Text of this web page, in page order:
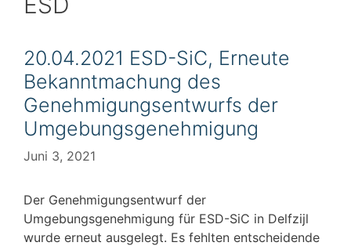
20.04.2021 ESD-SiC, Erneute
Bekanntmachung des
Genehmigungsentwurfs der
Umgebungsgenehmigung
Juni 3, 2021
Der Genehmigungsentwurf der
Umgebungsgenehmigung für ESD-SiC in Delfzijl
wurde erneut ausgelegt. Es fehlten entscheidende